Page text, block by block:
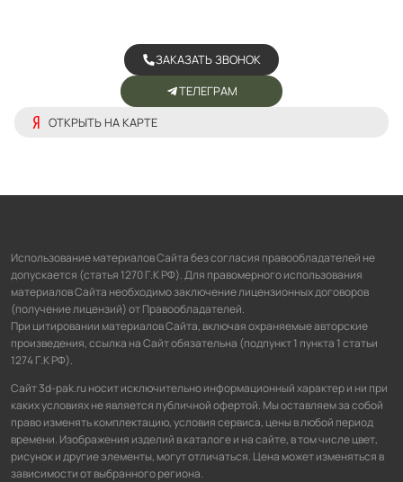
ОТКРЫТЬ НА КАРТЕ
ТЕЛЕГРАМ
ЗАКАЗАТЬ ЗВОНОК
Использование материалов Сайта без согласия правообладателей не
допускается (статья 1270 Г.К РФ). Для правомерного использования
материалов Сайта необходимо заключение лицензионных договоров
(получение лицензий) от Правообладателей.
При цитировании материалов Сайта, включая охраняемые авторские
произведения, ссылка на Сайт обязательна (подпункт 1 пункта 1 статьи
1274 Г.К РФ).
Сайт 3d-pak.ru носит исключительно информационный характер и ни при
каких условиях не является публичной офертой. Мы оставляем за собой
право изменять комплектацию, условия сервиса, цены в любой период
времени. Изображения изделий в каталоге и на сайте, в том числе цвет,
рисунок и другие элементы, могут отличаться. Цена может изменяться в
зависимости от выбранного региона.